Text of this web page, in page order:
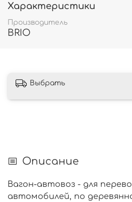
Характеристики
Производитель
BRIO
Выбрать
Описание
Вагон-автовоз - для
автомобилей, по